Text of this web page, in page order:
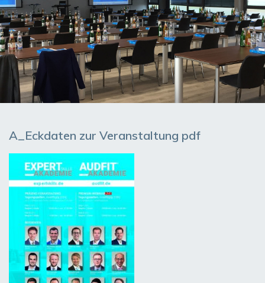
A_Eckdaten zur Veranstaltung pdf